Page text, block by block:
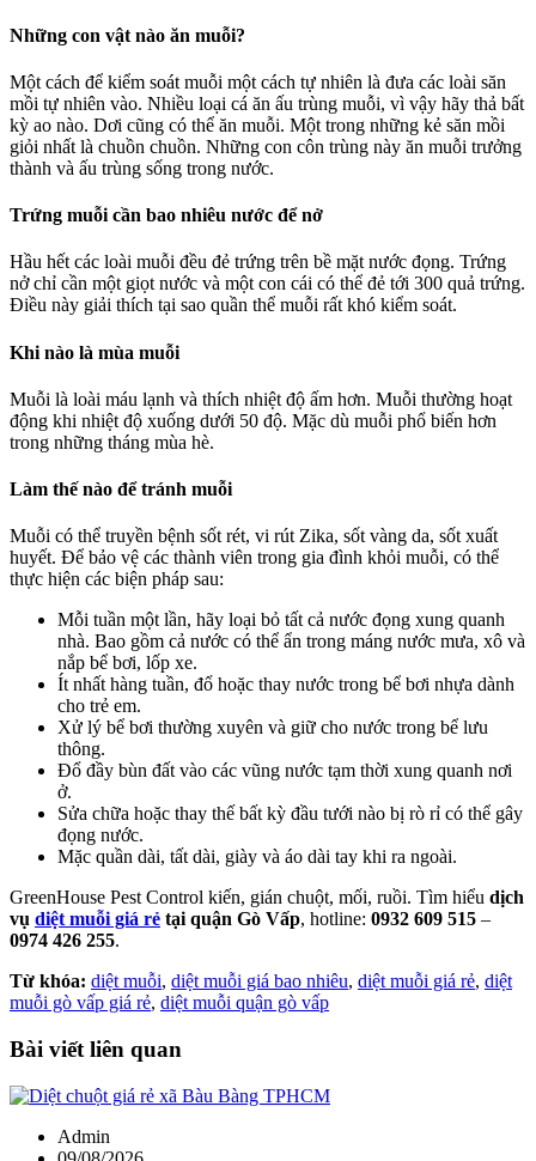
Những con vật nào ăn muỗi?
Một cách để kiểm soát muỗi một cách tự nhiên là đưa các loài săn
mồi tự nhiên vào. Nhiều loại cá ăn ấu trùng muỗi, vì vậy hãy thả bất
kỳ ao nào. Dơi cũng có thể ăn muỗi. Một trong những kẻ săn mồi
giỏi nhất là chuồn chuồn. Những con côn trùng này ăn muỗi trưởng
thành và ấu trùng sống trong nước.
Trứng muỗi cần bao nhiêu nước để nở
Hầu hết các loài muỗi đều đẻ trứng trên bề mặt nước đọng. Trứng
nở chỉ cần một giọt nước và một con cái có thể đẻ tới 300 quả trứng.
Điều này giải thích tại sao quần thể muỗi rất khó kiểm soát.
Khi nào là mùa muỗi
Muỗi là loài máu lạnh và thích nhiệt độ ấm hơn. Muỗi thường hoạt
động khi nhiệt độ xuống dưới 50 độ. Mặc dù muỗi phổ biến hơn
trong những tháng mùa hè.
Làm thế nào để tránh muỗi
Muỗi có thể truyền bệnh sốt rét, vi rút Zika, sốt vàng da, sốt xuất
huyết. Để bảo vệ các thành viên trong gia đình khỏi muỗi, có thể
thực hiện các biện pháp sau:
Mỗi tuần một lần, hãy loại bỏ tất cả nước đọng xung quanh
nhà. Bao gồm cả nước có thể ẩn trong máng nước mưa, xô và
nắp bể bơi, lốp xe.
Ít nhất hàng tuần, đổ hoặc thay nước trong bể bơi nhựa dành
cho trẻ em.
Xử lý bể bơi thường xuyên và giữ cho nước trong bể lưu
thông.
Đổ đầy bùn đất vào các vũng nước tạm thời xung quanh nơi
ở.
Sửa chữa hoặc thay thế bất kỳ đầu tưới nào bị rò rỉ có thể gây
đọng nước.
Mặc quần dài, tất dài, giày và áo dài tay khi ra ngoài.
GreenHouse Pest Control kiến, gián chuột, mối, ruồi. Tìm hiểu dịch
vụ diệt muỗi giá rẻ tại quận Gò Vấp, hotline: 0932 609 515 –
0974 426 255.
Từ khóa: diệt muỗi, diệt muỗi giá bao nhiêu, diệt muỗi giá rẻ, diệt
muỗi gò vấp giá rẻ, diệt muỗi quận gò vấp
Bài viết liên quan
Admin